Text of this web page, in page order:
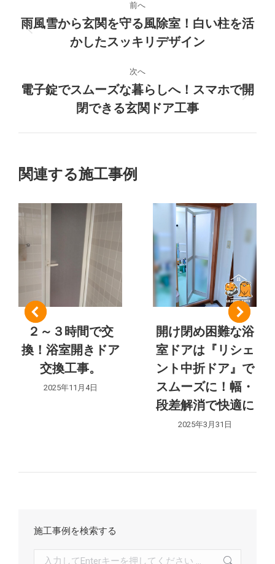
ロ
ェ
ト
ナ
ビ
ゲ
ー
シ
ョ
ン
前へ
前
の
ロ
ジ
ェ
雨風雪から玄関を守る風除室！白い柱を活
かしたスッキリデザイン
次へ
次
の
電子錠でスムーズな暮らしへ！スマホで開
閉できる玄関ドア工事
関連する施工事例
２～３時間で交
換！浴室開きドア
交換工事。
2025年11月4日
開け閉め困難な浴
室ドアは『リシェ
ント中折ドア』で
スムーズに！幅・
段差解消で快適に
2025年3月31日
施工事例を検索する